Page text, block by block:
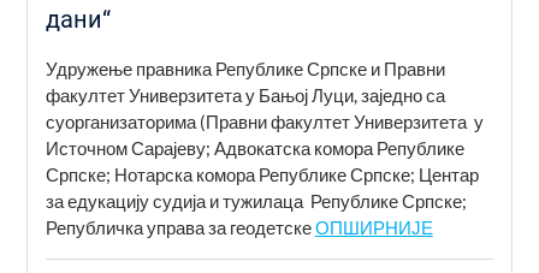
дани“
Удружење правника Републике Српске и Правни
факултет Универзитета у Бањој Луци, заједно са
суорганизатopима (Правни факултет Универзитета у
Источном Сарајеву; Адвокатска комора Републике
Српске; Нотарска комора Републике Српске; Центар
за едукацију судија и тужилаца Републике Српске;
Републичка управа за геодетскеОПШИРНИЈЕ